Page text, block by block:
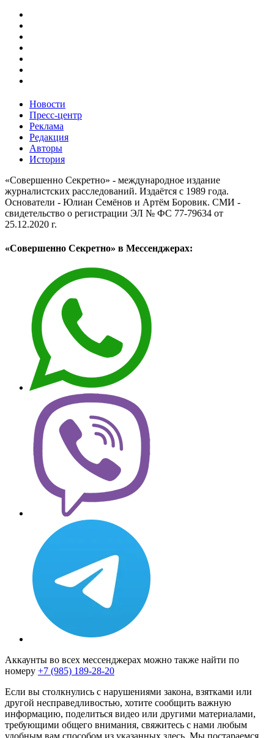
Новости
Пресс-центр
Реклама
Редакция
Авторы
История
«Совершенно Секретно» - международное издание
журналистских расследований. Издаётся с 1989 года.
Основатели - Юлиан Семёнов и Артём Боровик. CМИ -
свидетельство о регистрации ЭЛ № ФС 77-79634 от
25.12.2020 г.
«Совершенно Секретно» в Мессенджерах:
Аккаунты во всех мессенджерах можно также найти по
номеру +7 (985) 189-28-20
Если вы столкнулись с нарушениями закона, взятками или
другой несправедливостью, хотите сообщить важную
информацию, поделиться видео или другими материалами,
требующими общего внимания, свяжитесь с нами любым
удобным вам способом из указанных здесь. Мы постараемся